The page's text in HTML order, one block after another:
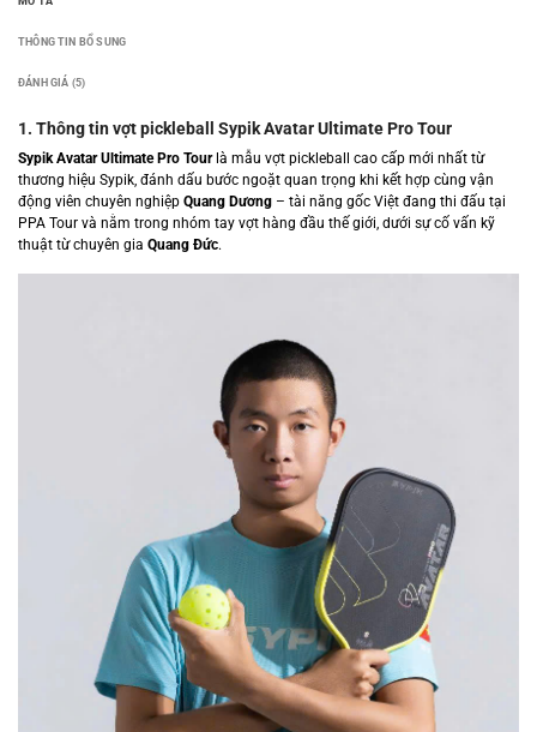
THÔNG TIN BỔ SUNG
ĐÁNH GIÁ (5)
1. Thông tin vợt pickleball Sypik Avatar Ultimate Pro Tour
Sypik Avatar Ultimate Pro Tourlà mẫu vợt pickleball cao cấp mới nhất từ
thương hiệu Sypik, đánh dấu bước ngoặt quan trọng khi kết hợp cùng vận
động viên chuyên nghiệp Quang Dương – tài năng gốc Việt đang thi đấu tại
PPA Tour và nằm trong nhóm tay vợt hàng đầu thế giới, dưới sự cố vấn kỹ
thuật từ chuyên gia Quang Đức.